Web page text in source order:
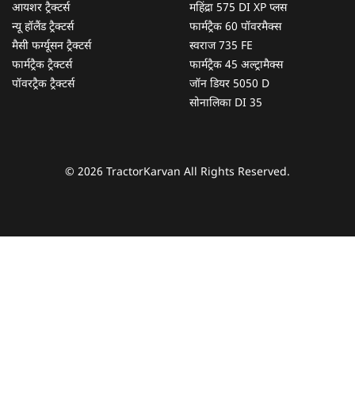
आयशर ट्रैक्टर्स
न्यू हॉलैंड ट्रैक्टर्स
मैसी फर्ग्यूसन ट्रैक्टर्स
फार्मट्रैक ट्रैक्टर्स
पॉवरट्रैक ट्रैक्टर्स
महिंद्रा 575 DI XP प्लस
फार्मट्रैक 60 पॉवरमैक्स
स्वराज 735 FE
फार्मट्रैक 45 अल्ट्रामैक्स
जॉन डियर 5050 D
सोनालिका DI 35
© 2026 TractorKarvan All Rights Reserved.